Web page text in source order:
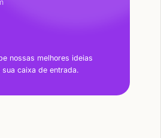
nossas melhores ideias
caixa de entrada.